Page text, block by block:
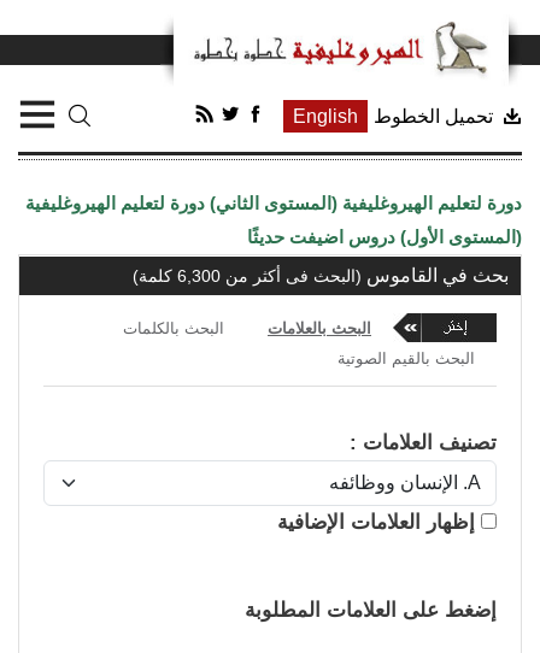
تحميل الخطوط English
دورة لتعليم الهيروغليفية (المستوى الثاني) دورة لتعليم الهيروغليفية
(المستوى الأول) دروس اضيفت حديثًا
بحث في القاموس (البحث فى أكثر من 6,300 كلمة)
البحث بالعلامات
البحث بالكلمات
البحث بالقيم الصوتية
تصنيف العلامات :
إظهار العلامات الإضافية
إضغط على العلامات المطلوبة